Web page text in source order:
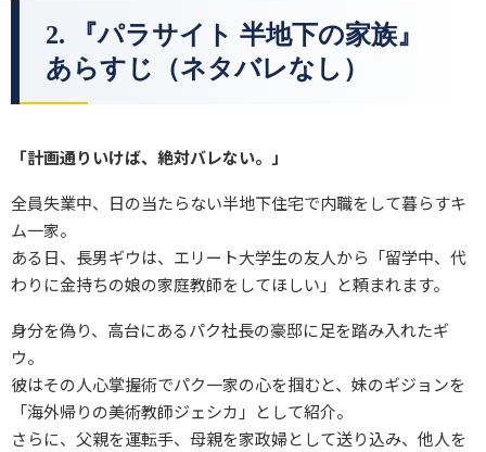
2. 『パラサイト 半地下の家族』
あらすじ（ネタバレなし）
「計画通りいけば、絶対バレない。」
全員失業中、日の当たらない半地下住宅で内職をして暮らすキ
ム一家。
ある日、長男ギウは、エリート大学生の友人から「留学中、代
わりに金持ちの娘の家庭教師をしてほしい」と頼まれます。
身分を偽り、高台にあるパク社長の豪邸に足を踏み入れたギ
ウ。
彼はその人心掌握術でパク一家の心を掴むと、妹のギジョンを
「海外帰りの美術教師ジェシカ」として紹介。
さらに、父親を運転手、母親を家政婦として送り込み、他人を